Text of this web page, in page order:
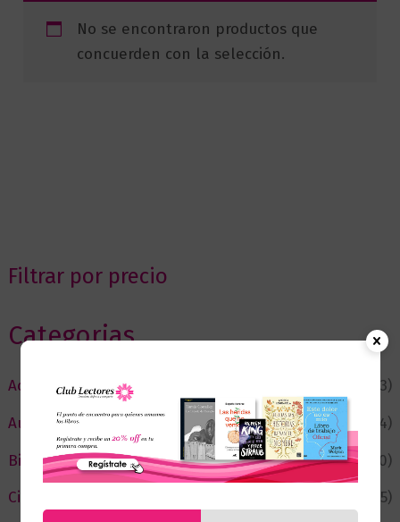
Filtrar por precio
Categorias
Actualidad
(53)
Autor del Mes
(4)
Bienestar
(230)
Ciencia y Conocimiento
(75)
No se encontraron productos que
concuerden con la selección.